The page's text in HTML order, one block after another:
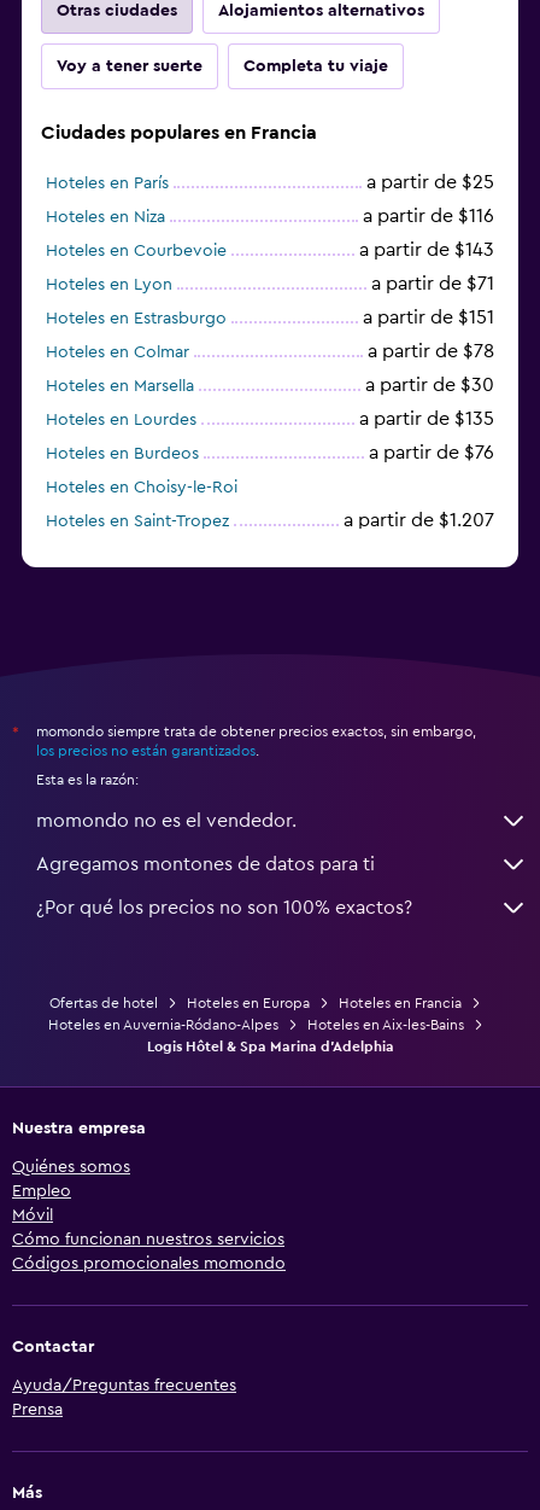
Otras ciudades Alojamientos alternativos
Voy a tener suerte Completa tu viaje
Ciudades populares en Francia
Hoteles en París a partir de $25
Hoteles en Niza a partir de $116
Hoteles en Courbevoie a partir de $143
Hoteles en Lyon a partir de $71
Hoteles en Estrasburgo a partir de $151
Hoteles en Colmar a partir de $78
Hoteles en Marsella a partir de $30
Hoteles en Lourdes a partir de $135
Hoteles en Burdeos a partir de $76
Hoteles en Choisy-le-Roi
Hoteles en Saint-Tropez
a partir de $1.207
*
momondo siempre trata de obtener precios exactos, sin embargo,
los precios no están garantizados
Esta es la razón:
momondo no es el vendedor.
Agregamos montones de datos para ti
¿Por qué los precios no son 100% exactos?
Ofertas de hotel Hoteles en Europa
Hoteles en Francia
Hoteles en Auvernia-Ródano-Alpes
Hoteles en Aix-les-Bains
Logis Hôtel & Spa Marina d'Adelphia
Nuestra empresa
Quiénes somos
Empleo
Móvil
Cómo funcionan nuestros servicios
Códigos promocionales momondo
Contactar
Ayuda/Preguntas frecuentes
Prensa
Más